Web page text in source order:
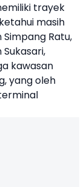
trayek
masih
Ratu,
kawasan
yang oleh